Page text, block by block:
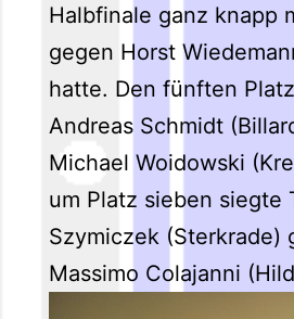
Halbfinale ganz knapp
gegen Horst
hatte. Den fünften
Andreas Schmidt
Michael Woidowski
um Platz sieben siegte
Szymiczek (Sterkrade)
Massimo Colajanni